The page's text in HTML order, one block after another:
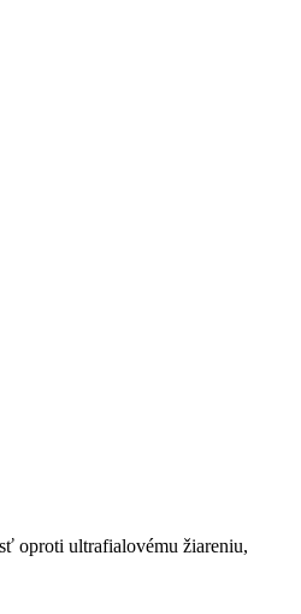
oproti ultrafialovému žiareniu,